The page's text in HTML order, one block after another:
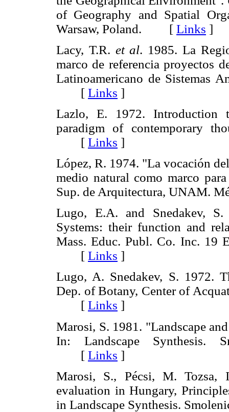
of Geography and Spatial
Warsaw, Poland. [ Links ]
Lacy, T.R. et al. 1985. La
marco de referencia proyectos
Latinoamericano de Sistemas
[ Links ]
Lazlo, E. 1972. Introduction
paradigm of contemporary
[ Links ]
López, R. 1974. "La vocación
medio natural como marco
Sup. de Arquitectura,
Lugo, E.A. and Snedakev,
Systems: their function and
Mass. Educ. Publ. Co. Inc. 19
[ Links ]
Lugo, A. Snedakev, S. 1972.
Dep. of Botany, Center of
[ Links ]
Marosi, S. 1981. "Landscape
In: Landscape Synthesis.
[ Links ]
Marosi, S., Pécsi, M. Tozsa,
evaluation in Hungary,
in Landscape Synthesis.